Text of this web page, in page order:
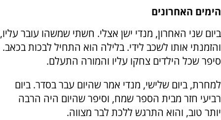
הימים האחרונים
ביום שני האחרון, מנדי ישן אצלי. חשתי שמשהו עובר עליו,
והזמנתי אותו לשכב לידי. בלילה הוא התחיל לבכות בכאב.
סיפר שכל הילדים צחקו עליו והמורה התעלם.
למחרת, ביום שלישי, מנדי אמר שהיום עבר בסדר. ביום
רביעי חזר מבית הספר שמח, וסיפר שהיום היה הרבה
יותר טוב, והוא התרגש ללכת לבר מצווה.